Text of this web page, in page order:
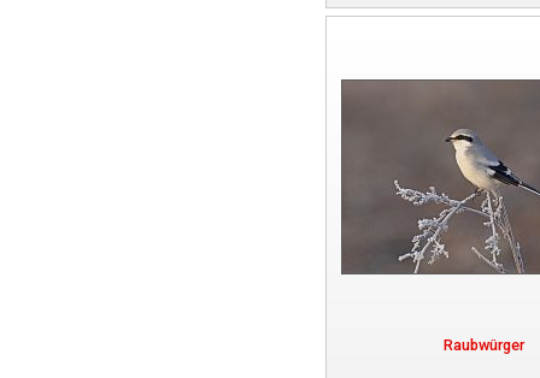
Raubwürger